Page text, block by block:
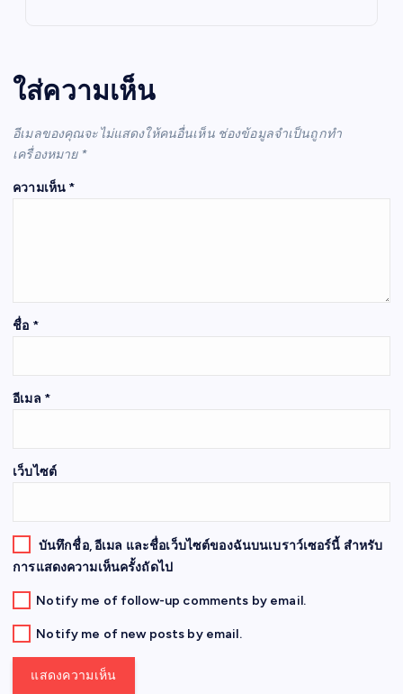
ใส่ความเห็น
อีเมลของคุณจะไม่แสดงให้คนอื่นเห็น ช่องข้อมูลจำเป็นถูกทำ
เครื่องหมาย *
ความเห็น *
ชื่อ *
อีเมล *
เว็บไซต์
บันทึกชื่อ, อีเมล และชื่อเว็บไซต์ของฉันบนเบราว์เซอร์นี้ สำหรับ
การแสดงความเห็นครั้งถัดไป
Notify me of follow-up comments by email.
Notify me of new posts by email.